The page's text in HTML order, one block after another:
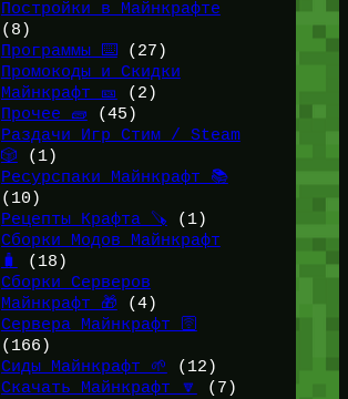
Постройки в Майнкрафте
(8)
Программы ⌨️(27)
Промокоды и Скидки
Майнкрафт 🎫
(2)
Прочее 🧱 (45)
Раздачи Игр Стим / Steam
🎲 (1)
Ресурспаки Майнкрафт 📚
(10)
Рецепты Крафта 🪚 (1)
Сборки Модов Майнкрафт
🧳
(18)
Сборки Серверов
Майнкрафт 🎁 (4)
Сервера Майнкрафт 🛜
(166)
Сиды Майнкрафт 🌱
(12)
Скачать Майнкрафт 🔽
(7)